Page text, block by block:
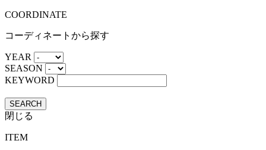
COORDINATE
コーディネートから探す
YEAR
SEASON
KEYWORD
SEARCH
閉じる
ITEM